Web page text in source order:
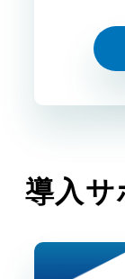
導入サ